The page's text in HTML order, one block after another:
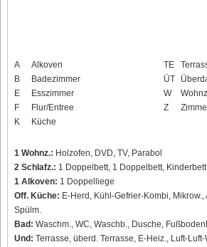
A
Alkoven
B
Badezimmer
E
Esszimmer
F
Flur/Entree
K
Küche
TE
ÜT
W
Z
1 Wohnz.: Holzofen, DVD, TV, Parabol
2 Schlafz.: 1 Doppelbett, 1 Doppelbett, Kinderbett
1 Alkoven: 1 Doppelliege
Off. Küche: E-Herd, Kühl-Gefrier-Kombi, Mikrow.,
Spülm.
Bad: Waschm., WC, Waschb., Dusche,
Und: Terrasse, überd. Terrasse, E-Heiz., Luft-